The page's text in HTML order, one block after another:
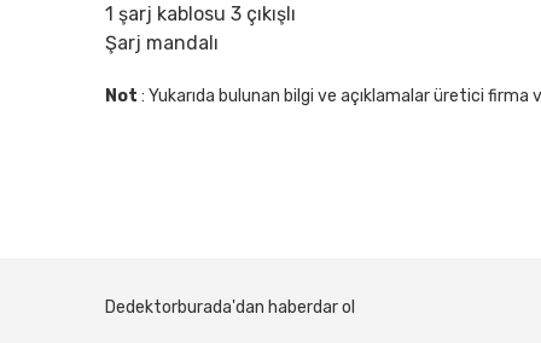
1 şarj kablosu 3 çıkışlı
Şarj mandalı
Not : Yukarıda bulunan bilgi ve açıklamalar üretici firma
Dedektorburada'dan haberdar ol